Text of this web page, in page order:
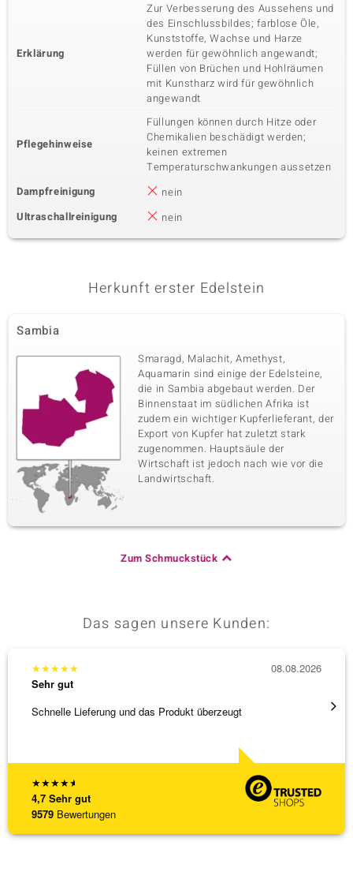
Erklärung
Zur Verbesserung des Aussehens und
des Einschlussbildes; farblose Öle,
Kunststoffe, Wachse und Harze
werden für gewöhnlich angewandt;
Füllen von Brüchen und Hohlräumen
mit Kunstharz wird für gewöhnlich
angewandt
Pflegehinweise
Füllungen können durch Hitze oder
Chemikalien beschädigt werden;
keinen extremen
Temperaturschwankungen aussetzen
Dampfreinigung
nein
Ultraschallreinigung
nein
Herkunft erster Edelstein
Sambia
Smaragd, Malachit, Amethyst,
Aquamarin sind einige der Edelsteine,
die in Sambia abgebaut werden. Der
Binnenstaat im südlichen Afrika ist
zudem ein wichtiger Kupferlieferant, der
Export von Kupfer hat zuletzt stark
zugenommen. Hauptsäule der
Wirtschaft ist jedoch nach wie vor die
Landwirtschaft.
Zum Schmuckstück
Das sagen unsere Kunden:
★★★★★
4,7 Sehr gut
9579 Bewertungen
★★★★★
Sehr gut
Schnelle Lieferung und das Produkt überzeugt
08.08.2026